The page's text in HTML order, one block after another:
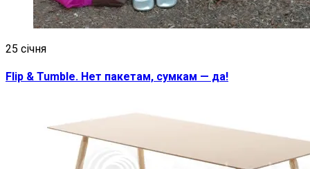
25 січня
Flip & Tumble. Нет пакетам, сумкам — да!